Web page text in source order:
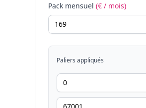
Pack mensuel (€ / mois)
Paliers appliqués